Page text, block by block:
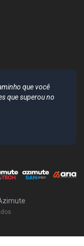
que você
que superou no